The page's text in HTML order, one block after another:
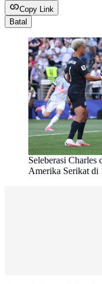
Copy Link
Batal
Seleberasi Charles
Amerika Serikat di